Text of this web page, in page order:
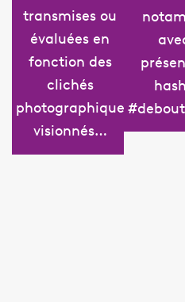
transmises ou
évaluées en
fonction des
clichés
photographiques
visionnés…